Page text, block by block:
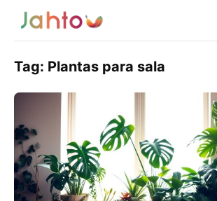
Tag: Plantas para sala